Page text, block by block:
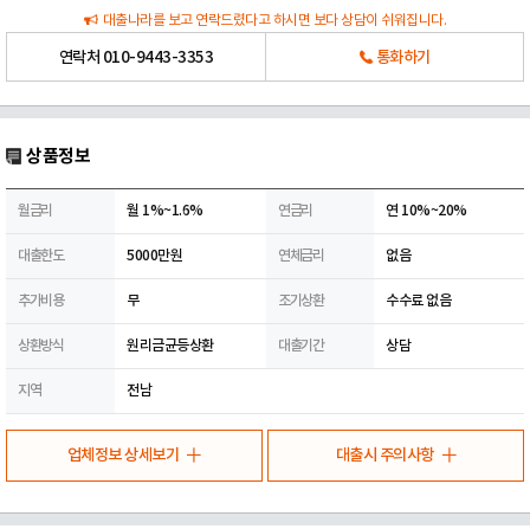
대출나라를 보고 연락드렸다고 하시면 보다 상담이 쉬워집니다.
연락처 010-9443-3353 통화하기
상품정보
월금리 월 1%~1.6% 연금리 연 10%~20%
대출한도 5000만원 연체금리 없음
추가비용 무 조기상환 수수료 없음
상환방식 원리금균등상환 대출기간 상담
지역 전남
업체정보 상세보기 대출시 주의사항